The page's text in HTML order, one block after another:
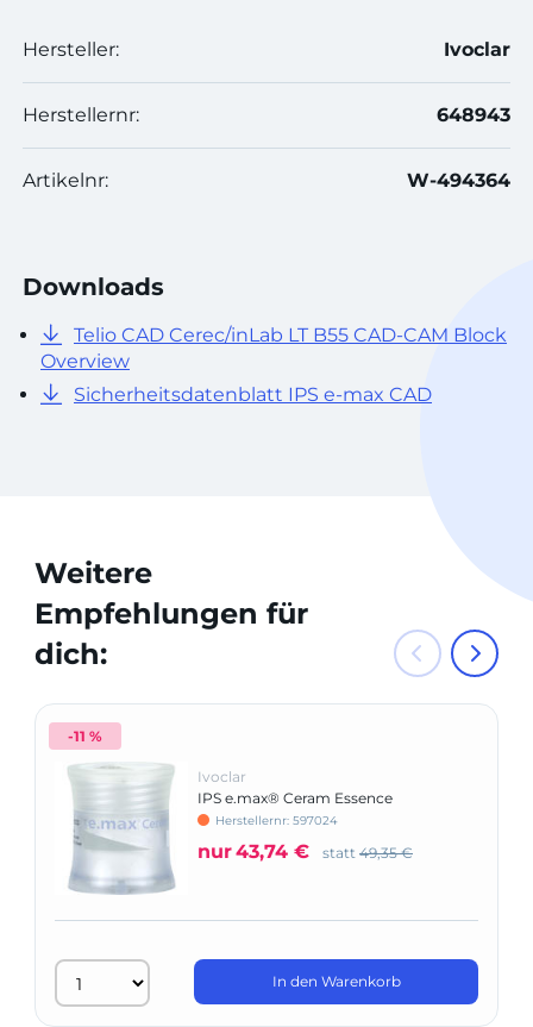
Hersteller: Ivoclar
Herstellernr: 648943
Artikelnr: W-494364
Downloads
Telio CAD Cerec/inLab LT B55 CAD-CAM Block
Overview
Sicherheitsdatenblatt IPS e-max CAD
Weitere
Empfehlungen für
dich:
-11 %
Ivoclar
IPS e.max® Ceram Essence
Herstellernr: 597024
nur43,74 € statt 49,35 €
In den Warenkorb